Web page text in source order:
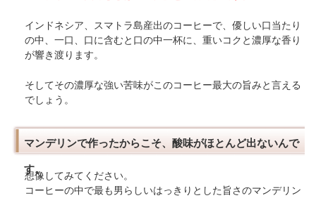
インドネシア、スマトラ島産出のコーヒーで、優しい口当たり
の中、一口、口に含むと口の中一杯に、重いコクと濃厚な香り
が響き渡ります。
そしてその濃厚な強い苦味がこのコーヒー最大の旨みと言える
でしょう。
マンデリンで作ったからこそ、酸味がほとんど出ないんで
す。
想像してみてください。
コーヒーの中で最も男らしいはっきりとした旨さのマンデリン